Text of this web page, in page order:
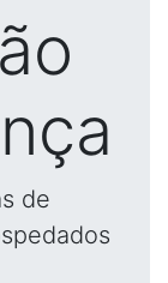
de